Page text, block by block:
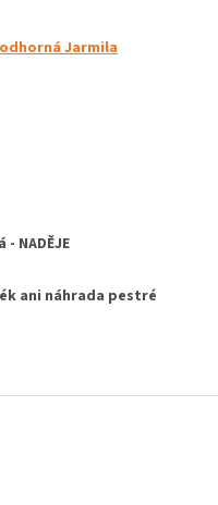
Jarmila
NADĚJE
ani náhrada pestré